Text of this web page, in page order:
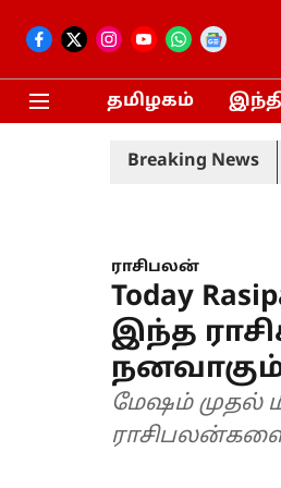
தமிழகம்
Breaking News
விமான நிலைய
ராசிபலன்
Today
இந்த
மேஷம் முதல்